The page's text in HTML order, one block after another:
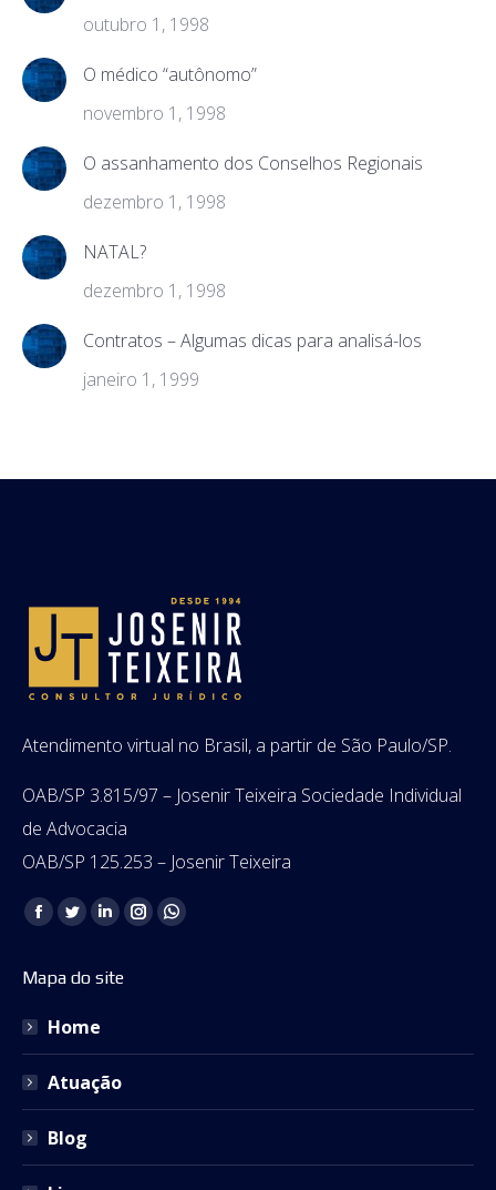
outubro 1, 1998
O médico “autônomo”
novembro 1, 1998
O assanhamento dos Conselhos Regionais
dezembro 1, 1998
NATAL?
dezembro 1, 1998
Contratos – Algumas dicas para analisá-los
janeiro 1, 1999
Atendimento virtual no Brasil, a partir de São Paulo/SP.
OAB/SP 3.815/97 – Josenir Teixeira Sociedade Individual
de Advocacia
OAB/SP 125.253 – Josenir Teixeira
Encontre-nos em:
Facebook
opens
new
Twitter
opens
new
Linkedin
opens
InstagramWhatsapp
Mapa do site
Home
Atuação
Blog